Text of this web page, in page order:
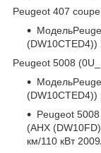
Peugeot 407
(DW10CTED4))
Peugeot 5008
(DW10CTED4))
Peugeot
(AHX
км/110 кВт